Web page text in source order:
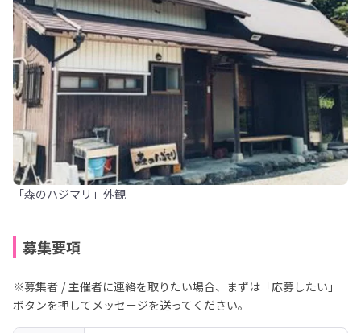
「森のハジマリ」外観
募集要項
※募集者 / 主催者に連絡を取りたい場合、まずは「応募したい」
ボタンを押してメッセージを送ってください。